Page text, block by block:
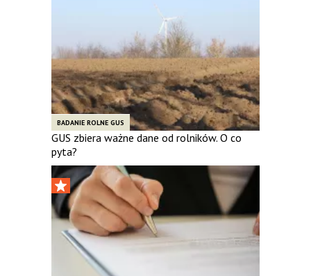
BADANIE ROLNE GUS
GUS zbiera ważne dane od rolników. O co
pyta?